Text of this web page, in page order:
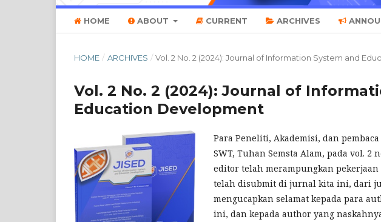
HOME ABOUT CURRENT ARCHIVES
HOME / ARCHIVES / Vol. 2 No. 2 (2024): Journal of Information System and
Vol. 2 No. 2 (2024): Journal of
Education Development
Para Peneliti, Akademisi, dan
SWT, Tuhan Semsta Alam, pada vol.
editor telah merampungkan
telah disubmit di jurnal kita ini, dari
mengucapkan selamat kepada para
ini, dan kepada author yang